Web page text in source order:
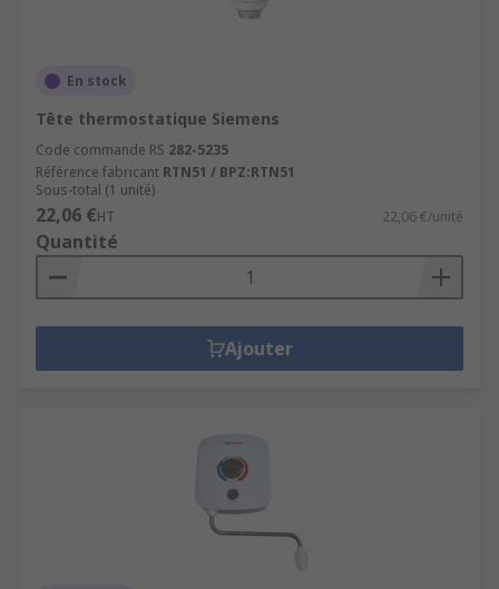
En stock
Tête thermostatique Siemens
Code commande RS 282-5235
Référence fabricant RTN51 / BPZ:RTN51
Sous-total (1 unité)
22,06 €HT 22,06 €/unité
Quantité
Ajouter